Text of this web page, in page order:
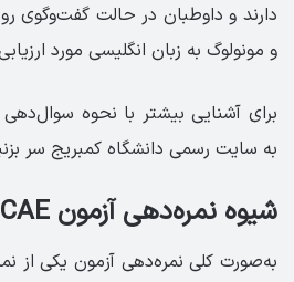
دارند و داوطبان در حالت گفت‌وگوی
و مونولوگ به زبان انگلیسی مورد
برای آشنایی بیشتر با نحوه
به سایت رسمی دانشگاه کمبریج سر
شیوه نمره‌دهی آزمون CAE چگونه است؟